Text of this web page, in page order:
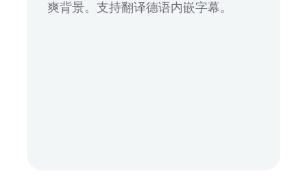
爽背景。支持翻译德语内嵌字幕。